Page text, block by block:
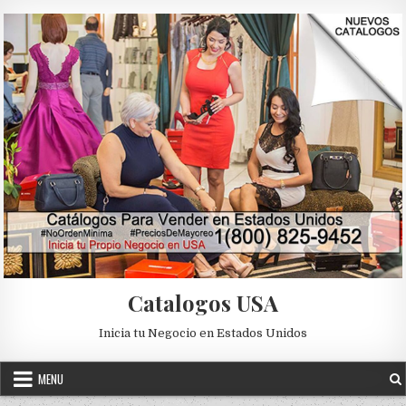
Catalogos USA
Inicia tu Negocio en Estados Unidos
MENU